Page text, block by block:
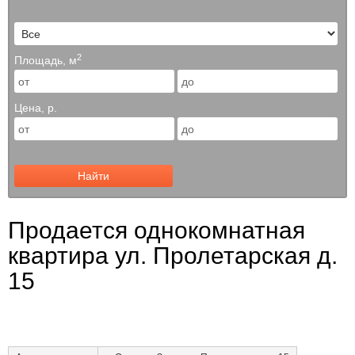
Площадь, м2
Цена, р.
Найти
Продается однокомнатная
квартира ул. Пролетарская д.
15